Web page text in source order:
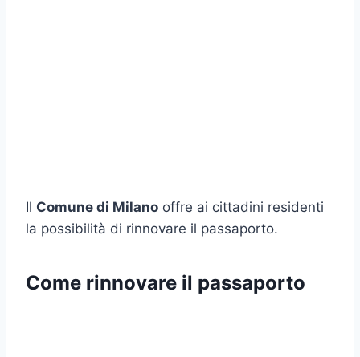
Il Comune di Milano offre ai cittadini residenti
la possibilità di rinnovare il passaporto.
Come rinnovare il passaporto